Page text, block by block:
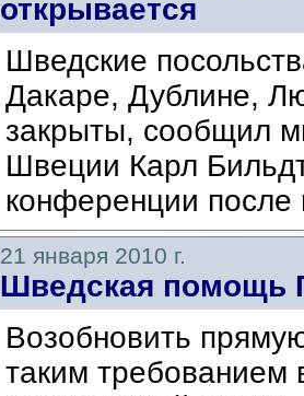
открывается
Шведские
Дакаре, Дублине,
закрыты, сообщил
Швеции Карл
конференции
21 января 2010 г.
Шведская помощь
Возобновить
таким требованием